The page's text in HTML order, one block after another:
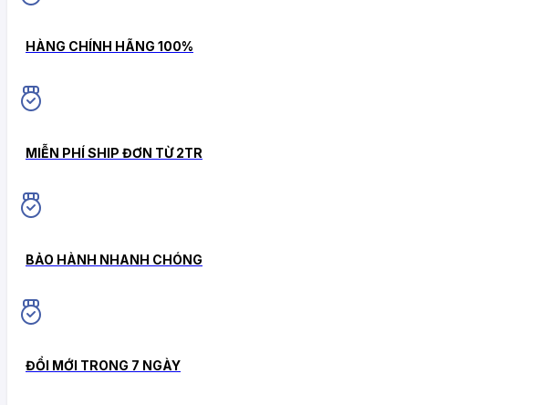
HÀNG CHÍNH HÃNG 100%
MIỄN PHÍ SHIP ĐƠN TỪ 2TR
BẢO HÀNH NHANH CHÓNG
ĐỔI MỚI TRONG 7 NGÀY